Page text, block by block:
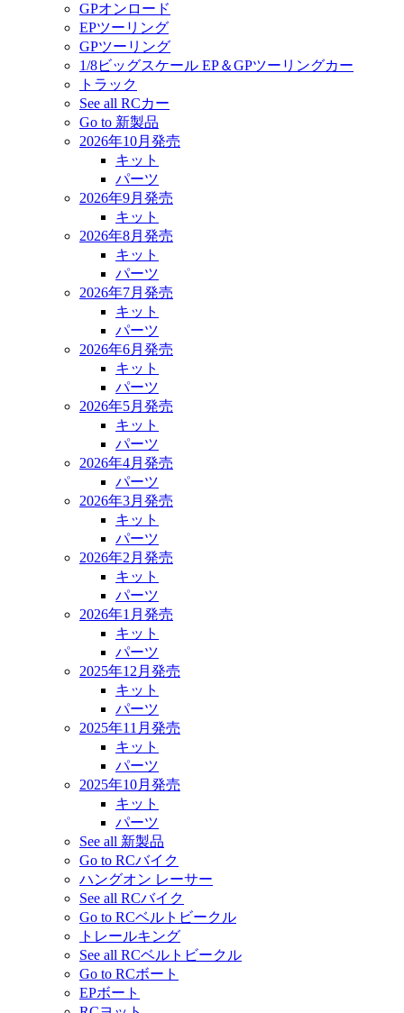
GPオンロード
EPツーリング
GPツーリング
1/8ビッグスケール EP＆GPツーリングカー
トラック
See all RCカー
Go to 新製品
2026年10月発売
キット
パーツ
2026年9月発売
キット
2026年8月発売
キット
パーツ
2026年7月発売
キット
パーツ
2026年6月発売
キット
パーツ
2026年5月発売
キット
パーツ
2026年4月発売
パーツ
2026年3月発売
キット
パーツ
2026年2月発売
キット
パーツ
2026年1月発売
キット
パーツ
2025年12月発売
キット
パーツ
2025年11月発売
キット
パーツ
2025年10月発売
キット
パーツ
See all 新製品
Go to RCバイク
ハングオン レーサー
See all RCバイク
Go to RCベルトビークル
トレールキング
See all RCベルトビークル
Go to RCボート
EPボート